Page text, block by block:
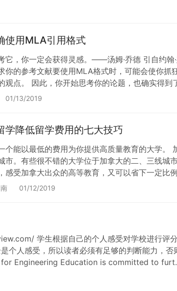
使用MLA引用格式
它，你一定会获得灵感。——汤姆·乔德 引自约
你的参考文献要使用MLA格式时，可能会使你
观点。 因此，你开始思考你的论题，也确实得
！你必须要引用这本书吗？即使你没有查询其
01/13/2019
学降低留学费用的七大技巧
个能以最低的费用为你提供高质量教育的大学。
市。有些很不错的大学位于加拿大的二、三线城
感受加拿大出众的高等教育，又可以省下一定比
说，每学期都比其他学生多修一门课;如果学校
01/12/2019
学生根据自己的个人感受对学校进行评
个人感受，所以读者必须有足够的判断能力，否
Engineering Education is committed to